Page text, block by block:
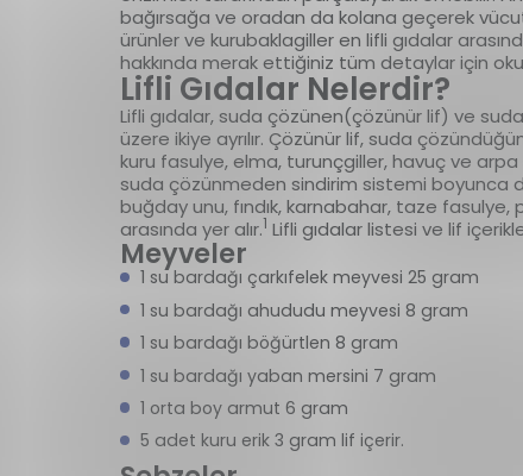
bağırsağa ve oradan da kolana geçerek
ürünler ve kurubaklagiller en lifli gıdalar
hakkında merak ettiğiniz tüm detaylar için
Lifli Gıdalar Nelerdir?
Lifli gıdalar, suda çözünen(çözünür lif) ve
üzere ikiye ayrılır. Çözünür lif, suda
kuru fasulye, elma, turunçgiller, havuç ve arpa
suda çözünmeden sindirim sistemi boyunca
buğday unu, fındık, karnabahar, taze
arasında yer alır.1 Lifli gıdalar listesi ve lif
Meyveler
1 su bardağı çarkıfelek meyvesi 25 gram
1 su bardağı ahududu meyvesi 8 gram
1 su bardağı böğürtlen 8 gram
1 su bardağı yaban mersini 7 gram
1 orta boy armut 6 gram
5 adet kuru erik 3 gram lif içerir.